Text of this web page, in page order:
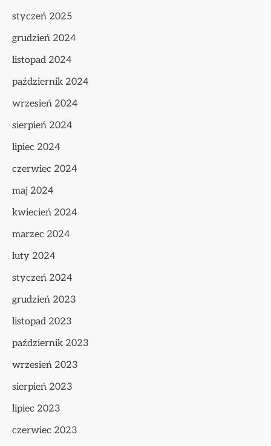
styczeń 2025
grudzień 2024
listopad 2024
październik 2024
wrzesień 2024
sierpień 2024
lipiec 2024
czerwiec 2024
maj 2024
kwiecień 2024
marzec 2024
luty 2024
styczeń 2024
grudzień 2023
listopad 2023
październik 2023
wrzesień 2023
sierpień 2023
lipiec 2023
czerwiec 2023